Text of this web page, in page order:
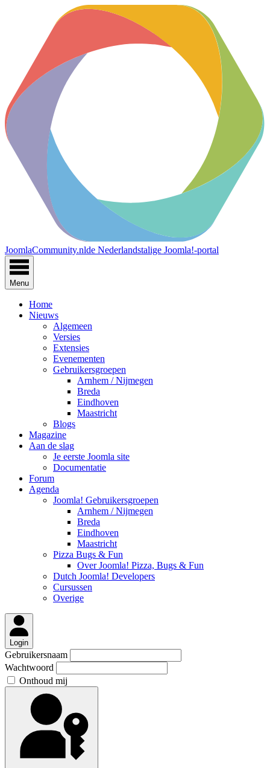
JoomlaCommunity.nlde Nederlandstalige Joomla!-portal
Menu
Home
Nieuws
Algemeen
Versies
Extensies
Evenementen
Gebruikersgroepen
Arnhem / Nijmegen
Breda
Eindhoven
Maastricht
Blogs
Magazine
Aan de slag
Je eerste Joomla site
Documentatie
Forum
Agenda
Joomla! Gebruikersgroepen
Arnhem / Nijmegen
Breda
Eindhoven
Maastricht
Pizza Bugs & Fun
Over Joomla! Pizza, Bugs & Fun
Dutch Joomla! Developers
Cursussen
Overige
Login
Gebruikersnaam
Wachtwoord
Onthoud mij